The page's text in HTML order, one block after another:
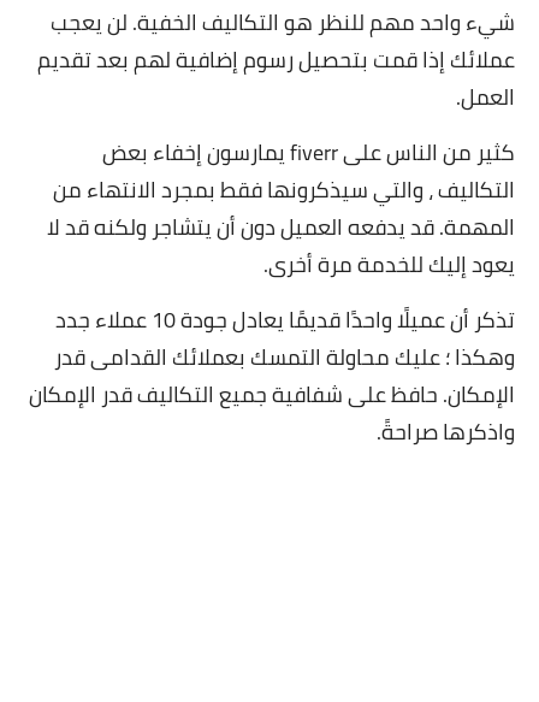
شيء واحد مهم للنظر هو التكاليف الخفية. لن يعجب
عملائك إذا قمت بتحصيل رسوم إضافية لهم بعد تقديم
العمل.
كثير من الناس على fiverr يمارسون إخفاء بعض
التكاليف ، والتي سيذكرونها فقط بمجرد الانتهاء من
المهمة. قد يدفعه العميل دون أن يتشاجر ولكنه قد لا
يعود إليك للخدمة مرة أخرى.
تذكر أن عميلًا واحدًا قديمًا يعادل جودة 10 عملاء جدد
وهكذا ؛ عليك محاولة التمسك بعملائك القدامى قدر
الإمكان. حافظ على شفافية جميع التكاليف قدر الإمكان
واذكرها صراحةً.